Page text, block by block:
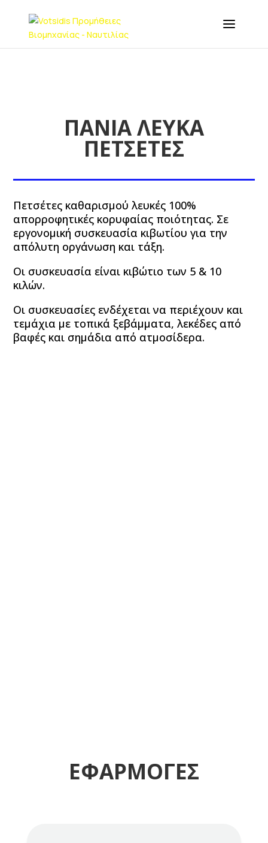
ΠΑΝΙΑ ΛΕΥΚΑ
ΠΕΤΣΕΤΕΣ
Πετσέτες καθαρισμού λευκές 100%
απορροφητικές κορυφαίας ποιότητας. Σε
εργονομική συσκευασία κιβωτίου για την
απόλυτη οργάνωση και τάξη.
Οι συσκευασία είναι κιβώτιο των 5 & 10
κιλών.
Οι συσκευασίες ενδέχεται να περιέχουν και
τεμάχια με τοπικά ξεβάμματα, λεκέδες από
βαφές και σημάδια από ατμοσίδερα.
ΕΦΑΡΜΟΓΕΣ